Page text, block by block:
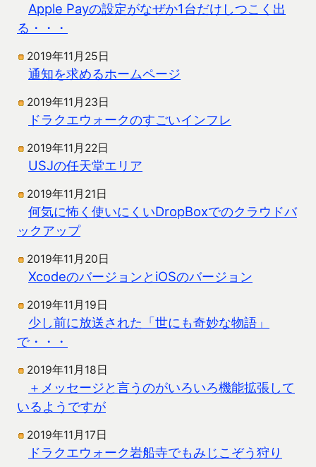
Apple Payの設定がなぜか1台だけしつこく出
る・・・
2019年11月25日
通知を求めるホームページ
2019年11月23日
ドラクエウォークのすごいインフレ
2019年11月22日
USJの任天堂エリア
2019年11月21日
何気に怖く使いにくいDropBoxでのクラウドバ
ックアップ
2019年11月20日
XcodeのバージョンとiOSのバージョン
2019年11月19日
少し前に放送された「世にも奇妙な物語」
で・・・
2019年11月18日
＋メッセージと言うのがいろいろ機能拡張して
いるようですが
2019年11月17日
ドラクエウォーク岩船寺でもみじこぞう狩り